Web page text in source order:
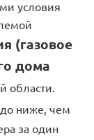
условия
(газовое
дома
области.
ниже, чем
за один